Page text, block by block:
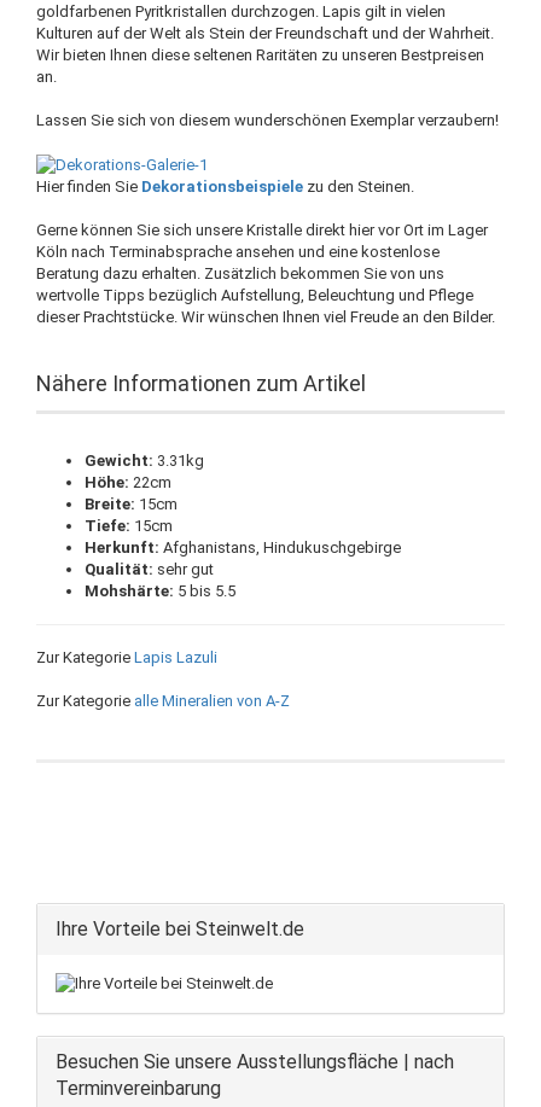
goldfarbenen Pyritkristallen durchzogen. Lapis gilt in vielen
Kulturen auf der Welt als Stein der Freundschaft und der Wahrheit.
Wir bieten Ihnen diese seltenen Raritäten zu unseren Bestpreisen
an.
Lassen Sie sich von diesem wunderschönen Exemplar verzaubern!
Hier finden Sie Dekorationsbeispiele zu den Steinen.
Gerne können Sie sich unsere Kristalle direkt hier vor Ort im Lager
Köln nach Terminabsprache ansehen und eine kostenlose
Beratung dazu erhalten. Zusätzlich bekommen Sie von uns
wertvolle Tipps bezüglich Aufstellung, Beleuchtung und Pflege
dieser Prachtstücke. Wir wünschen Ihnen viel Freude an den Bilder.
Nähere Informationen zum Artikel
Gewicht: 3.31kg
Höhe: 22cm
Breite: 15cm
Tiefe: 15cm
Herkunft: Afghanistans, Hindukuschgebirge
Qualität: sehr gut
Mohshärte: 5 bis 5.5
Zur Kategorie Lapis Lazuli
Zur Kategorie alle Mineralien von A-Z
Ihre Vorteile bei Steinwelt.de
Besuchen Sie unsere Ausstellungsfläche | nach
Terminvereinbarung